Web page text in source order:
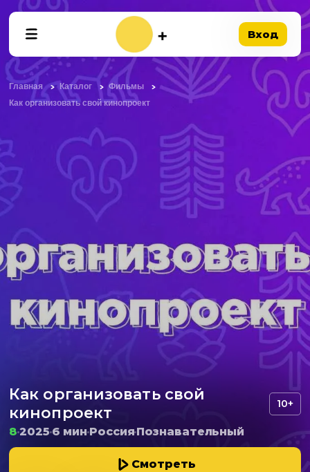
Вход
Главная Каталог
Фильмы
Как организовать свой кинопроект
Как организовать свой
кинопроект
10+
8 20256 мин РоссияПознавательный
Смотреть